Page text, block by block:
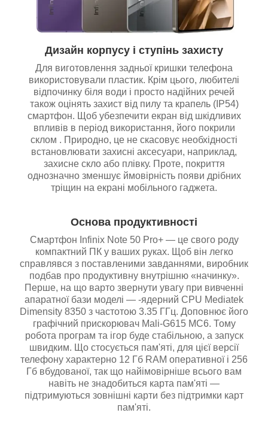
Дизайн корпусу і ступінь захисту
Для виготовлення задньої кришки телефона
використовували пластик. Крім цього, любителі
відпочинку біля води і просто надійних речей
також оцінять захист від пилу та крапель (IP54)
смартфон. Щоб убезпечити екран від шкідливих
впливів в період використання, його покрили
склом . Природно, це не скасовує необхідності
встановлювати захисні аксесуари, наприклад,
захисне скло або плівку. Проте, покриття
однозначно зменшує ймовірність появи дрібних
тріщин на екрані мобільного гаджета.
Основа продуктивності
Смартфон Infinix Note 50 Pro+ — це свого роду
компактний ПК у ваших руках. Щоб він легко
справлявся з поставленими завданнями, виробник
подбав про продуктивну внутрішню «начинку».
Перше, на що варто звернути увагу при вивченні
апаратної бази моделі — -ядерний CPU Mediatek
Dimensity 8350 з частотою 3.35 ГГц. Доповнює його
графічний прискорювач Mali-G615 MC6. Тому
робота програм та ігор буде стабільною, а запуск
швидким. Що стосується пам'яті, для цієї версії
телефону характерно 12 Гб RAM оперативної і 256
Гб вбудованої, так що найімовірніше всього вам
навіть не знадобиться карта пам'яті —
підтримуються зовнішні карти без підтримки карт
пам'яті.